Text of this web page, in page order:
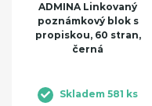
ADMINA Linkovaný
poznámkový blok s
propiskou, 60 stran,
černá
Skladem 581 ks